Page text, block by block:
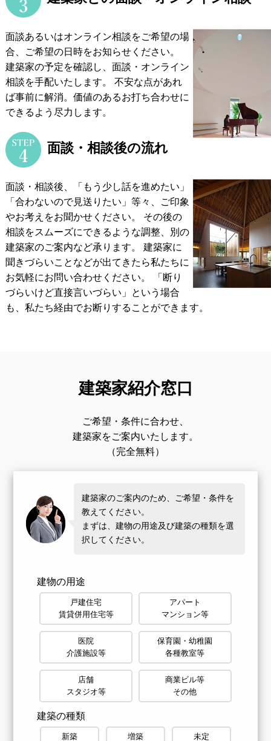
面談あるいはオンライン相談をご希望の場
合、ご希望の日時をお知らせください。
建築家の予定を確認し、面談・オンライン
相談を手配いたします。
不安な点があれ
ば事前に解消。価値のあるお打ち合わせに
できるよう尽力します。
面談・相談後の流れ
面談・相談後、「もう少し話を進めたい」
「合わないので見送りたい」等々、ご印象
やお考えをお聞かせください。 その後の
相談をスムーズにできるような調整、別の
建築家のご案内など承ります。
建築家に
聞きづらいことなどが出てきたら私たちに
お気軽にお問い合わせください。
「断り
づらいけど直接言いづらい」という場合
も、私たち経由でお断りすることができます。
建築家紹介窓口
ご希望・条件に合わせ、
建築家をご案内いたします。
（完全無料）
建築家のご案内のため、ご希望・条件を
教えてください。
まずは、建物の用途及び建築の種類を選
択してください。
建物の用途
戸建住宅
賃貸併用住宅等
アパート
マンション等
医院
介護施設等
保育園・幼稚園
各種教室等
店舗
スタジオ等
商業ビル等
その他
建築の種類
新築 増築 未定